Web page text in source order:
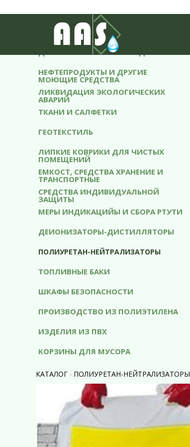
АБСОРБЕНТЫ
ОБОРУДОВАНИЕ ВОДООЧИСТКИ
ДИСТИЛЛИРОВАННАЯ ВОДА
НЕФТЕПРОДУКТЫ И ДРУГИЕ
МОЮЩИЕ СРЕДСТВА
ЛИКВИДАЦИЯ ЭКОЛОГИЧЕСКИХ
АВАРИЙ
ТКАНИ И САЛФЕТКИ
ГЕОТЕКСТИЛЬ
ЛИПКИЕ КОВРИКИ ДЛЯ ЧИСТЫХ
ПОМЕЩЕНИЙ
ЕМКОСТ, СРЕДСТВА ХРАНЕНИЕ И
ТРАНСПОРТНЫЕ
СРЕДСТВА ИНДИВИДУАЛЬНОЙ
ЗАЩИТЫ
МЕРЫ ИНДИКАЦИЙЫ И СБОРA РТУТИ
ДЕИОНИЗАТОРЫ-ДИСТИЛЛЯТОРЫ
ПОЛИУРЕТАН-НЕЙТРАЛИЗАТОРЫ
ТОПЛИВНЫЕ БАКИ
ШКАФЫ БЕЗОПАСНОСТИ
ПРОИЗВОДСТВО ИЗ ПОЛИЭТИЛЕНА
ИЗДЕЛИЯ ИЗ ПВХ
КОРЗИНЫ ДЛЯ МУСОРА
КАТАЛОГ > ПОЛИУРЕТАН-НЕЙТРАЛИЗАТОРЫ